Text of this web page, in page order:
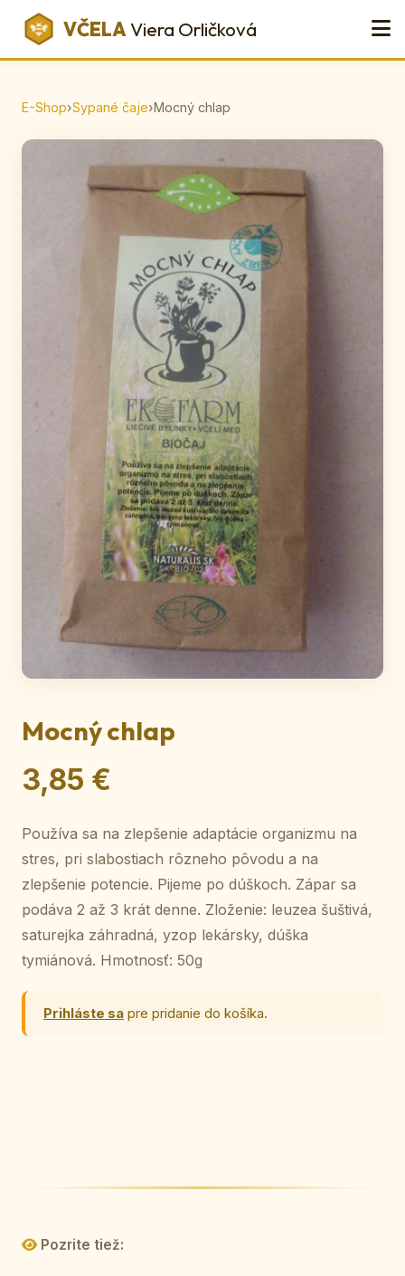
VČELAViera Orličková
E-Shop›Sypané čaje›Mocný chlap
Mocný chlap
3,85 €
Používa sa na zlepšenie adaptácie organizmu na
stres, pri slabostiach rôzneho pôvodu a na
zlepšenie potencie. Pijeme po dúškoch. Zápar sa
podáva 2 až 3 krát denne. Zloženie: leuzea šuštivá,
saturejka záhradná, yzop lekársky, dúška
tymiánová. Hmotnosť: 50g
Prihláste sa pre pridanie do košíka.
Pozrite tiež: